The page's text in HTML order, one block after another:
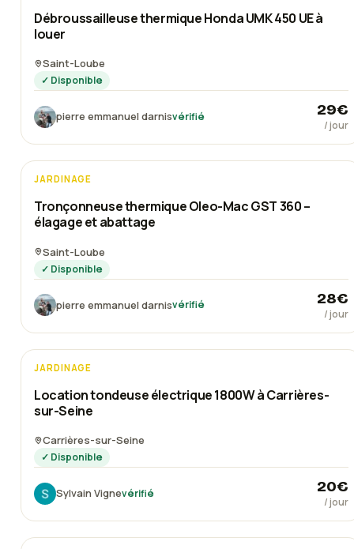
Débroussailleuse thermique Honda UMK 450 UE à
louer
Saint-Loube
✓ Disponible
pierre emmanuel darnisvérifié 29€
/ jour
Nouveau
JARDINAGE
Tronçonneuse thermique Oleo-Mac GST 360 –
élagage et abattage
Saint-Loube
✓ Disponible
pierre emmanuel darnisvérifié 28€
/ jour
Nouveau
JARDINAGE
Location tondeuse électrique 1800W à Carrières-
sur-Seine
Carrières-sur-Seine
✓ Disponible
Sylvain Vignevérifié 20€
/ jour